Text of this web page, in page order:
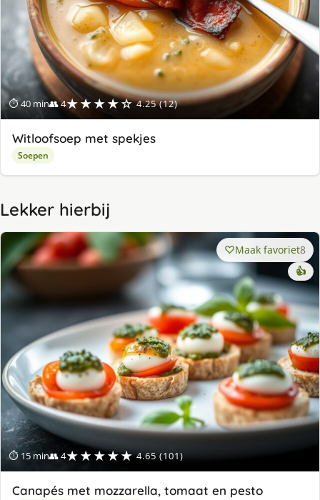
⏱ 40 min👥 4★★★★☆ 4.25 (12)
Witloofsoep met spekjes
Soepen
Lekker hierbij
⏱ 15 min👥 4★★★★★ 4.65 (101)
Maak favoriet8
👍
Canapés met mozzarella, tomaat en pesto